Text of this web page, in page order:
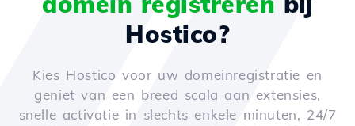
Hostico?
Kies Hostico voor uw domeinregistratie en
geniet van een breed scala aan extensies,
snelle activatie in slechts enkele minuten, 24/7